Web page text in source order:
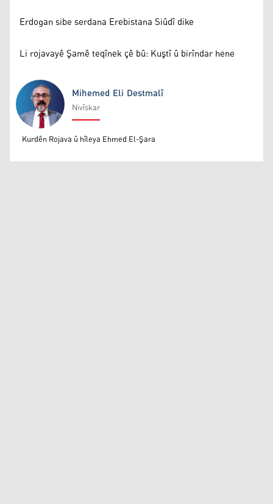
Erdogan sibe serdana Erebistana Siûdî dike
Li rojavayê Şamê teqînek çê bû: Kuştî û birîndar hene
Mihemed Eli Destmalî
Mihemed Eli Destmalî
Nivîskar
Kurdên Rojava û hîleya Ehmed El-Şara